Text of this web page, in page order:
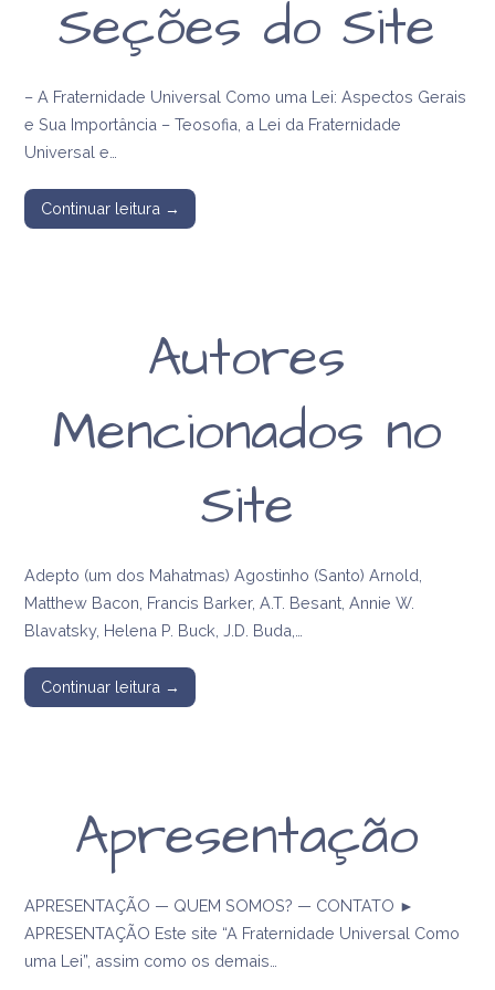
Seções do Site
– A Fraternidade Universal Como uma Lei: Aspectos Gerais
e Sua Importância – Teosofia, a Lei da Fraternidade
Universal e…
Continuar leitura →
Autores
Mencionados no
Site
Adepto (um dos Mahatmas) Agostinho (Santo) Arnold,
Matthew Bacon, Francis Barker, A.T. Besant, Annie W.
Blavatsky, Helena P. Buck, J.D. Buda,…
Continuar leitura →
Apresentação
APRESENTAÇÃO — QUEM SOMOS? — CONTATO ►
APRESENTAÇÃO Este site “A Fraternidade Universal Como
uma Lei”, assim como os demais…